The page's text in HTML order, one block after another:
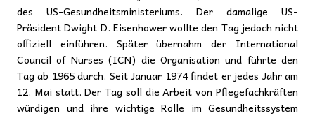
des US-Gesundheitsministeriums. Der damalige US-
Präsident Dwight D. Eisenhower wollte den Tag jedoch nicht
offiziell einführen. Später übernahm der International
Council of Nurses (ICN) die Organisation und führte den
Tag ab 1965 durch. Seit Januar 1974 findet er jedes Jahr am
12. Mai statt. Der Tag soll die Arbeit von Pflegefachkräften
würdigen und ihre wichtige Rolle im Gesundheitssystem